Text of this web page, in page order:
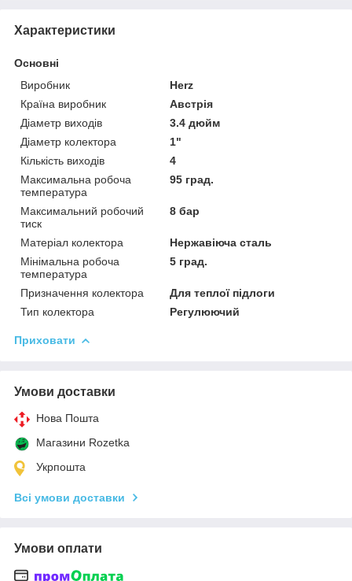
Характеристики
Основні
Виробник
Herz
Країна виробник
Австрія
Діаметр виходів
3.4 дюйм
Діаметр колектора
1"
Кількість виходів
4
Максимальна робоча
температура
95 град.
Максимальний робочий
тиск
8 бар
Матеріал колектора
Нержавіюча сталь
Мінімальна робоча
температура
5 град.
Призначення колектора
Для теплої підлоги
Тип колектора
Регулюючий
Приховати
Умови доставки
Нова Пошта
Магазини Rozetka
Укрпошта
Всі умови доставки
Умови оплати